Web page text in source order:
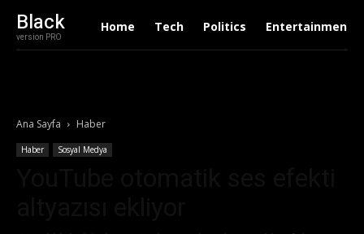
Black
version PRO
Home Tech Politics Entertainment
Ana Sayfa Haber
Haber Sosyal Medya